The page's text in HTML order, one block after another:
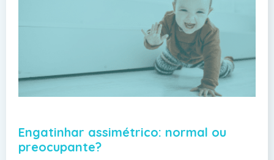
Engatinhar assimétrico: normal ou
preocupante?